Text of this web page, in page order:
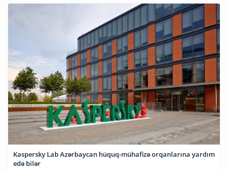
Kaspersky Lab Azərbaycan hüquq-mühafizə orqanlarına yardım
edə bilər